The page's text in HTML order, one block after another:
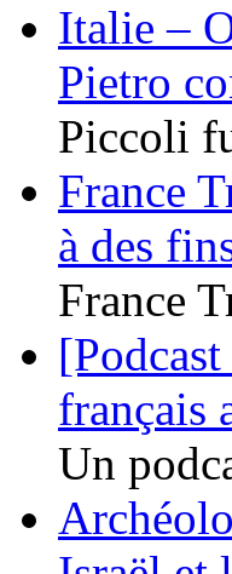
Italie –
Pietro
Piccoli
France
à des
France
français
Un